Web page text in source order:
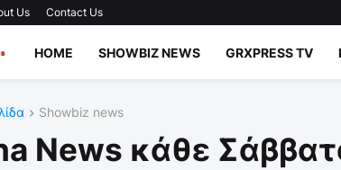
Us Contact Us
HOME SHOWBIZ NEWS GRXPRESS TV
Showbiz news
News κάθε